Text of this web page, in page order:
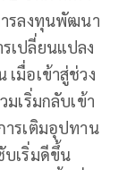
ารลงทุนพัฒนา
เปลี่ยนแปลง
มื่อเข้าสู่ช่วง
เริ่มกลับเข้า
ารเติมอุปทาน
บเริ่มดีขึ้น